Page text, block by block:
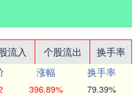
流入 个股流出
换手率
涨幅
换手率
396.89% 79.39%